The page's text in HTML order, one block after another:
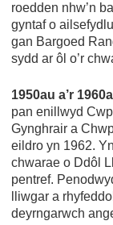
roedden nhw’n
gyntaf o
gan Bargoed
sydd ar ôl o’r
1950au a’r
pan enillwyd
Gynghrair a
eildro yn 1962.
chwarae o Ddôl
pentref.
lliwgar a
deyrngarwch